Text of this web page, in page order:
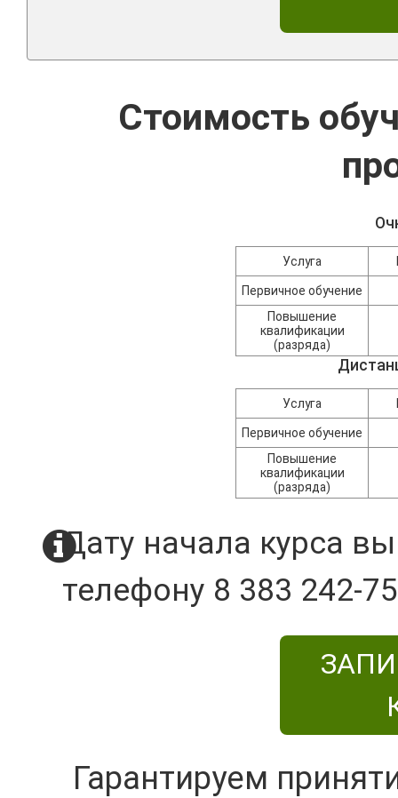
Стоимость
Услуга
Первичное обучение
Повышение
квалификации
(разряда)
Услуга
Первичное обучение
Повышение
квалификации
(разряда)
Дату начала курса
телефону 8 383 242-
Гарантируем